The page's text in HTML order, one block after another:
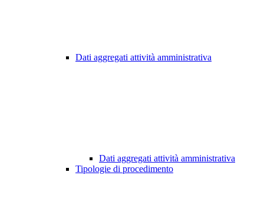
Dati aggregati attività amministrativa
Dati aggregati attività amministrativa
Tipologie di procedimento